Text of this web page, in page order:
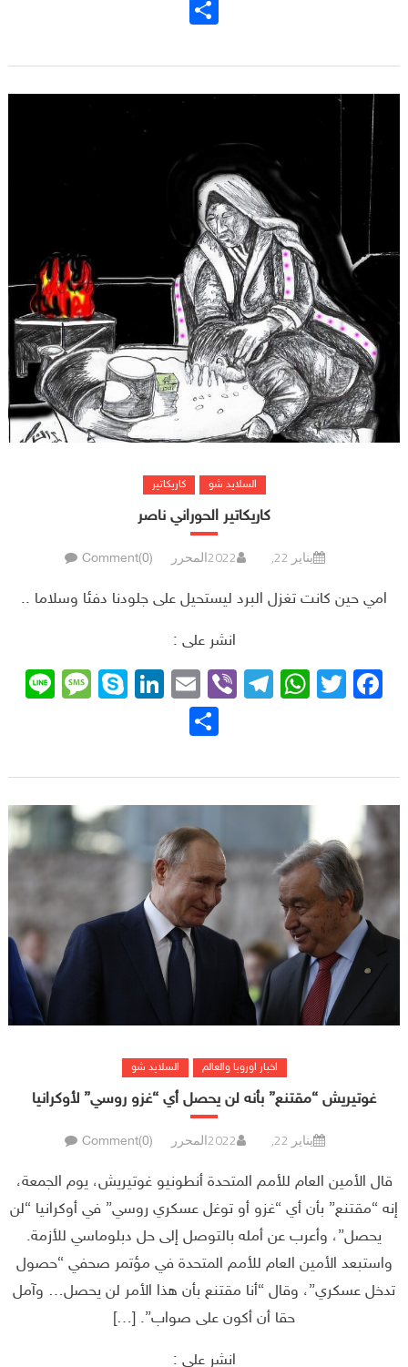
السلايد شو كاريكاتير
كاريكاتير الحوراني ناصر
يناير 22, 2022 المحرر Comment(0)
امي حين كانت تغزل البرد ليستحيل على جلودنا دفئا وسلاما ..
انشر على :
Facebook
Twitter
WhatsApp
Telegram
Viber
Email
LinkedIn
Skype
اخبار اوروبا والعالم السلايد شو
غوتيريش “مقتنع” بأنه لن يحصل أي “غزو روسي” لأوكرانيا
يناير 22, 2022 المحرر Comment(0)
قال الأمين العام للأمم المتحدة أنطونيو غوتيريش، يوم الجمعة،
إنه “مقتنع” بأن أي “غزو أو توغل عسكري روسي” في أوكرانيا “لن
يحصل”، وأعرب عن أمله بالتوصل إلى حل دبلوماسي للأزمة.
واستبعد الأمين العام للأمم المتحدة في مؤتمر صحفي “حصول
تدخل عسكري”، وقال “أنا مقتنع بأن هذا الأمر لن يحصل… وآمل
حقا أن أكون على صواب”. […]
انشر على :